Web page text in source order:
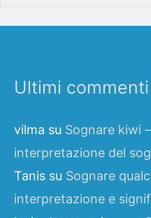
Ultimi commenti
vilma su Sognare kiwi
interpretazione del
Tanis su Sognare
interpretazione e